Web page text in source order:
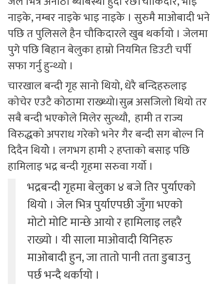
नाइके, नम्बर नाइके भाइ नाइके । सुरुमै माओबादी भने
पछि त पुलिसले हैन चौकिदारले खुब थर्कायो । जेलमा
पुगे पछि बिहान बेलुका हाम्रो नियमित डिउटी चर्पी
सफा गर्नु हुन्थ्यो ।
चारखाल बन्दी गृह सानो थियो, धेरै बन्दिहरुलाइ
कोचेर एउटै कोठामा राख्थ्यो।सुत्न असजिलो थियो तर
सबै बन्दी भएकोले मिलेर सुत्थ्यौ, हामी त राज्य
विरुद्धको अपराध गरेको भनेर गैर बन्दी सग बोल्न नि
दिदैन थियोे । लगभग हामी २ हप्ताको बसाइ पछि
हामिलाइ भद्र बन्दी गृहमा सरुवा गर्यो ।
भद्रबन्दी गृहमा बेलुका ४ बजे तिर पुर्याएको
थियो । जेल भित्र पुर्याएपछी जुँगा भएको
मोटो मोटि मान्छे आयो र हामिलाइ लहरै
राख्यो । यी साला माओवादी यिनिहरु
माओबादी हुन, जा तातो पानी तता डुबाउनु
पर्छ भन्दै थर्कायो ।